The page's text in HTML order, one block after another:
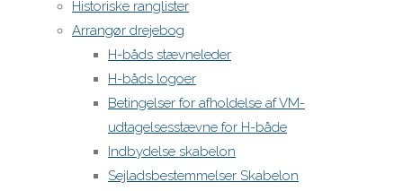
Historiske ranglister
Arrangør drejebog
H-båds stævneleder
H-båds logoer
Betingelser for afholdelse af VM-
udtagelsesstævne for H-både
Indbydelse skabelon
Sejladsbestemmelser Skabelon
bliver, jo
bedre er
vi nødt til
selv at
blive for
fortsat at
vinde”.